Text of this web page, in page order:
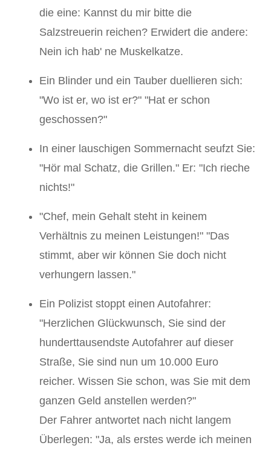
die eine: Kannst du mir bitte die
Salzstreuerin reichen? Erwidert die andere:
Nein ich hab' ne Muskelkatze.
Ein Blinder und ein Tauber duellieren sich:
"Wo ist er, wo ist er?" "Hat er schon
geschossen?"
In einer lauschigen Sommernacht seufzt Sie:
"Hör mal Schatz, die Grillen." Er: "Ich rieche
nichts!"
"Chef, mein Gehalt steht in keinem
Verhältnis zu meinen Leistungen!" "Das
stimmt, aber wir können Sie doch nicht
verhungern lassen."
Ein Polizist stoppt einen Autofahrer:
"Herzlichen Glückwunsch, Sie sind der
hunderttausendste Autofahrer auf dieser
Straße, Sie sind nun um 10.000 Euro
reicher. Wissen Sie schon, was Sie mit dem
ganzen Geld anstellen werden?"
Der Fahrer antwortet nach nicht langem
Überlegen: "Ja, als erstes werde ich meinen